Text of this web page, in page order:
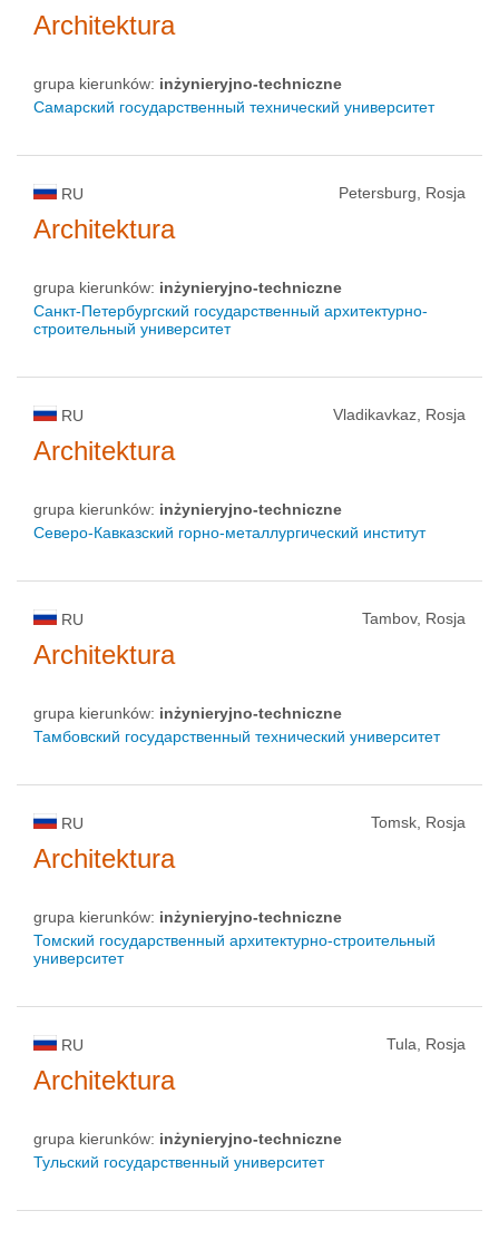
Architektura
grupa kierunków: inżynieryjno-techniczne
Самарский государственный технический университет
RU Petersburg, Rosja
Architektura
grupa kierunków: inżynieryjno-techniczne
Санкт-Петербургский государственный архитектурно-
строительный университет
RU Vladikavkaz, Rosja
Architektura
grupa kierunków: inżynieryjno-techniczne
Северо-Кавказский горно-металлургический институт
RU Tambov, Rosja
Architektura
grupa kierunków: inżynieryjno-techniczne
Тамбовский государственный технический университет
RU Tomsk, Rosja
Architektura
grupa kierunków: inżynieryjno-techniczne
Томский государственный архитектурно-строительный
университет
RU Tula, Rosja
Architektura
grupa kierunków: inżynieryjno-techniczne
Тульский государственный университет